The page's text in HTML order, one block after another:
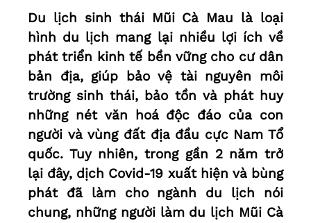
Du lịch sinh thái Mũi Cà Mau là loại
hình du lịch mang lại nhiều lợi ích về
phát triển kinh tế bền vững cho cư dân
bản địa, giúp bảo vệ tài nguyên môi
trường sinh thái, bảo tồn và phát huy
những nét văn hoá độc đáo của con
người và vùng đất địa đầu cực Nam Tổ
quốc. Tuy nhiên, trong gần 2 năm trở
lại đây, dịch Covid-19 xuất hiện và bùng
phát đã làm cho ngành du lịch nói
chung, những người làm du lịch Mũi Cà